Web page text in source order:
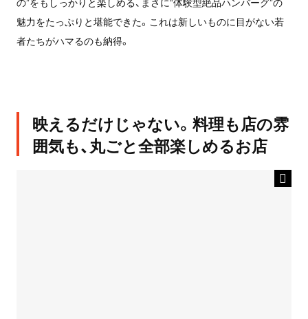
魅力をたっぷりと堪能できた。これは新しいものに目がない若
者たちがハマるのも納得。
映えるだけじゃない。料理も店の雰
囲気も、丸ごと全部楽しめるお店